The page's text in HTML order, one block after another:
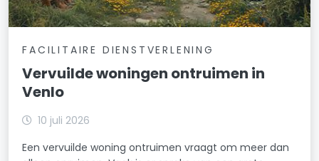
FACILITAIRE DIENSTVERLENING
Vervuilde woningen ontruimen in
Venlo
10 juli 2026
Een vervuilde woning ontruimen vraagt om meer dan